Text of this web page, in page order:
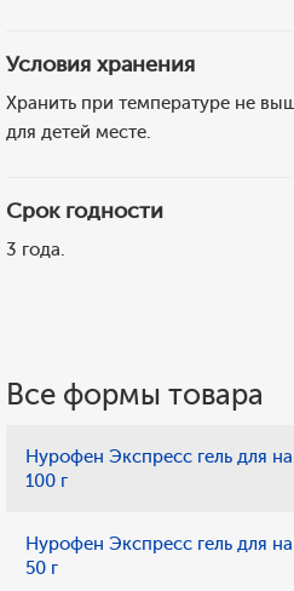
Условия хранения
Хранить при температуре не
для детей месте.
Срок годности
3 года.
Все формы товара
Нурофен Экспресс гель для
100 г
Нурофен Экспресс гель для
50 г